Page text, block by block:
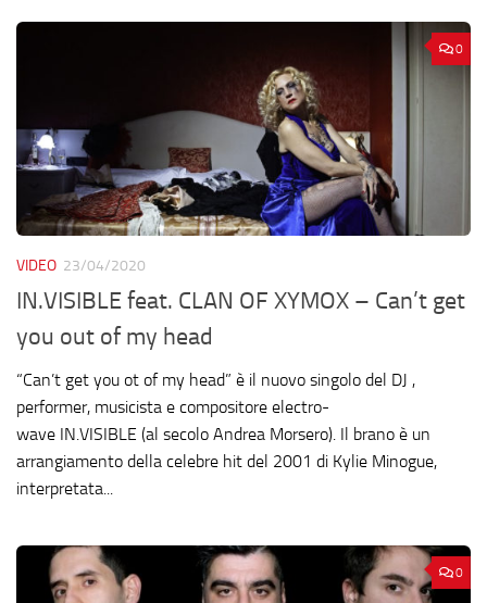
0
VIDEO 23/04/2020
IN.VISIBLE feat. CLAN OF XYMOX – Can’t get
you out of my head
“Can’t get you ot of my head” è il nuovo singolo del DJ ,
performer, musicista e compositore electro-
wave IN.VISIBLE (al secolo Andrea Morsero). Il brano è un
arrangiamento della celebre hit del 2001 di Kylie Minogue,
interpretata...
0